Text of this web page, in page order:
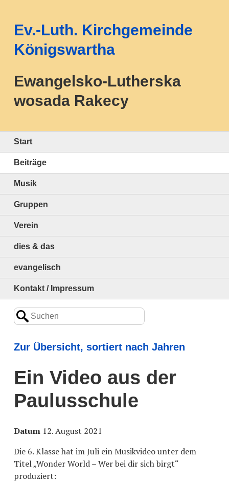
Ev.-Luth. Kirchgemeinde
Königswartha
Ewangelsko-Lutherska
wosada Rakecy
Start
Beiträge
Musik
Gruppen
Verein
dies & das
evangelisch
Kontakt / Impressum
Zur Übersicht, sortiert nach Jahren
Ein Video aus der
Paulusschule
Datum 12. August 2021
Die 6. Klasse hat im Juli ein Musikvideo unter dem
Titel „Wonder World – Wer bei dir sich birgt“
produziert: